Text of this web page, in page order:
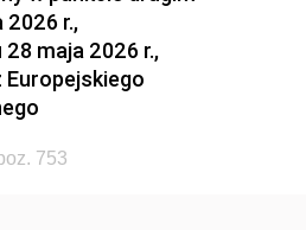
2026 r.,
28 maja 2026 r.,
753